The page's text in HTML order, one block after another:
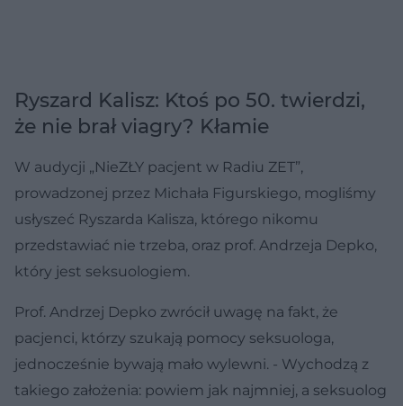
Ryszard Kalisz: Ktoś po 50. twierdzi,
że nie brał viagry? Kłamie
W audycji „NieZŁY pacjent w Radiu ZET”,
prowadzonej przez Michała Figurskiego, mogliśmy
usłyszeć Ryszarda Kalisza, którego nikomu
przedstawiać nie trzeba, oraz prof. Andrzeja Depko,
który jest seksuologiem.
Prof. Andrzej Depko zwrócił uwagę na fakt, że
pacjenci, którzy szukają pomocy seksuologa,
jednocześnie bywają mało wylewni. - Wychodzą z
takiego założenia: powiem jak najmniej, a seksuolog